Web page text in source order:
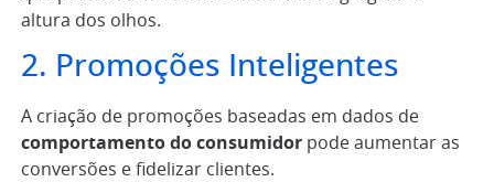
altura dos olhos.
2. Promoções Inteligentes
A criação de promoções baseadas em dados de
comportamento do consumidor pode aumentar as
conversões e fidelizar clientes.